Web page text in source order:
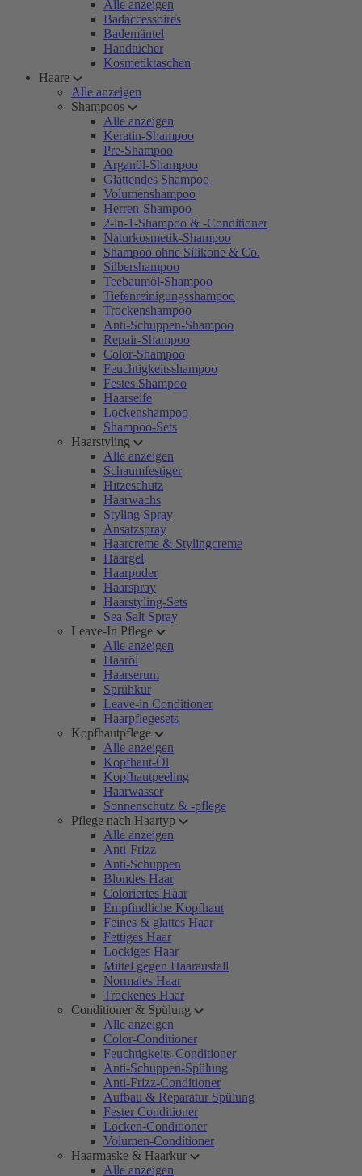
Alle anzeigen
Badaccessoires
Bademäntel
Handtücher
Kosmetiktaschen
Haare
Alle anzeigen
Shampoos
Alle anzeigen
Keratin-Shampoo
Pre-Shampoo
Arganöl-Shampoo
Glättendes Shampoo
Volumenshampoo
Herren-Shampoo
2-in-1-Shampoo & -Conditioner
Naturkosmetik-Shampoo
Shampoo ohne Silikone & Co.
Silbershampoo
Teebaumöl-Shampoo
Tiefenreinigungsshampoo
Trockenshampoo
Anti-Schuppen-Shampoo
Repair-Shampoo
Color-Shampoo
Feuchtigkeitsshampoo
Festes Shampoo
Haarseife
Lockenshampoo
Shampoo-Sets
Haarstyling
Alle anzeigen
Schaumfestiger
Hitzeschutz
Haarwachs
Styling Spray
Ansatzspray
Haarcreme & Stylingcreme
Haargel
Haarpuder
Haarspray
Haarstyling-Sets
Sea Salt Spray
Leave-In Pflege
Alle anzeigen
Haaröl
Haarserum
Sprühkur
Leave-in Conditioner
Haarpflegesets
Kopfhautpflege
Alle anzeigen
Kopfhaut-Öl
Kopfhautpeeling
Haarwasser
Sonnenschutz & -pflege
Pflege nach Haartyp
Alle anzeigen
Anti-Frizz
Anti-Schuppen
Blondes Haar
Coloriertes Haar
Empfindliche Kopfhaut
Feines & glattes Haar
Fettiges Haar
Lockiges Haar
Mittel gegen Haarausfall
Normales Haar
Trockenes Haar
Conditioner & Spülung
Alle anzeigen
Color-Conditioner
Feuchtigkeits-Conditioner
Anti-Schuppen-Spülung
Anti-Frizz-Conditioner
Aufbau & Reparatur Spülung
Fester Conditioner
Locken-Conditioner
Volumen-Conditioner
Haarmaske & Haarkur
Alle anzeigen